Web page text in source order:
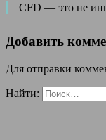
CFD — это не
Добавить
Для отправки
Найти: